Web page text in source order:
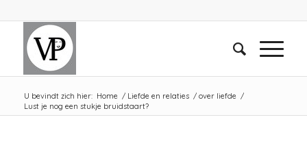
U bevindt zich hier: Home / Liefde en relaties / over liefde /
Lust je nog een stukje bruidstaart?